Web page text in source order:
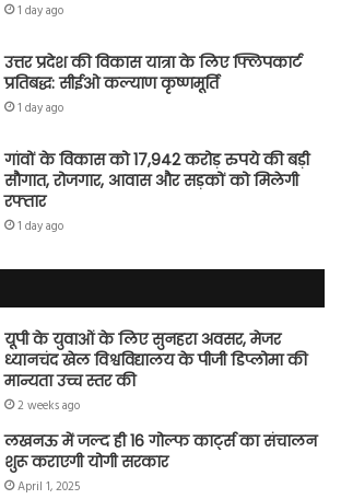
1 day ago
उत्तर प्रदेश की विकास यात्रा के लिए फ्लिपकार्ट
प्रतिबद्ध: सीईओ कल्याण कृष्णमूर्ति
1 day ago
गांवों के विकास को 17,942 करोड़ रुपये की बड़ी
सौगात, रोजगार, आवास और सड़कों को मिलेगी
रफ्तार
1 day ago
यूपी के युवाओं के लिए सुनहरा अवसर, मेजर
ध्यानचंद खेल विश्वविद्यालय के पीजी डिप्लोमा की
मान्यता उच्च स्तर की
2 weeks ago
लखनऊ में जल्द ही 16 गोल्फ कार्ट्स का संचालन
शुरू कराएगी योगी सरकार
April 1, 2025